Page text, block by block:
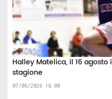
Halley Matelica, il 16
stagione
07/08/2026 18:00